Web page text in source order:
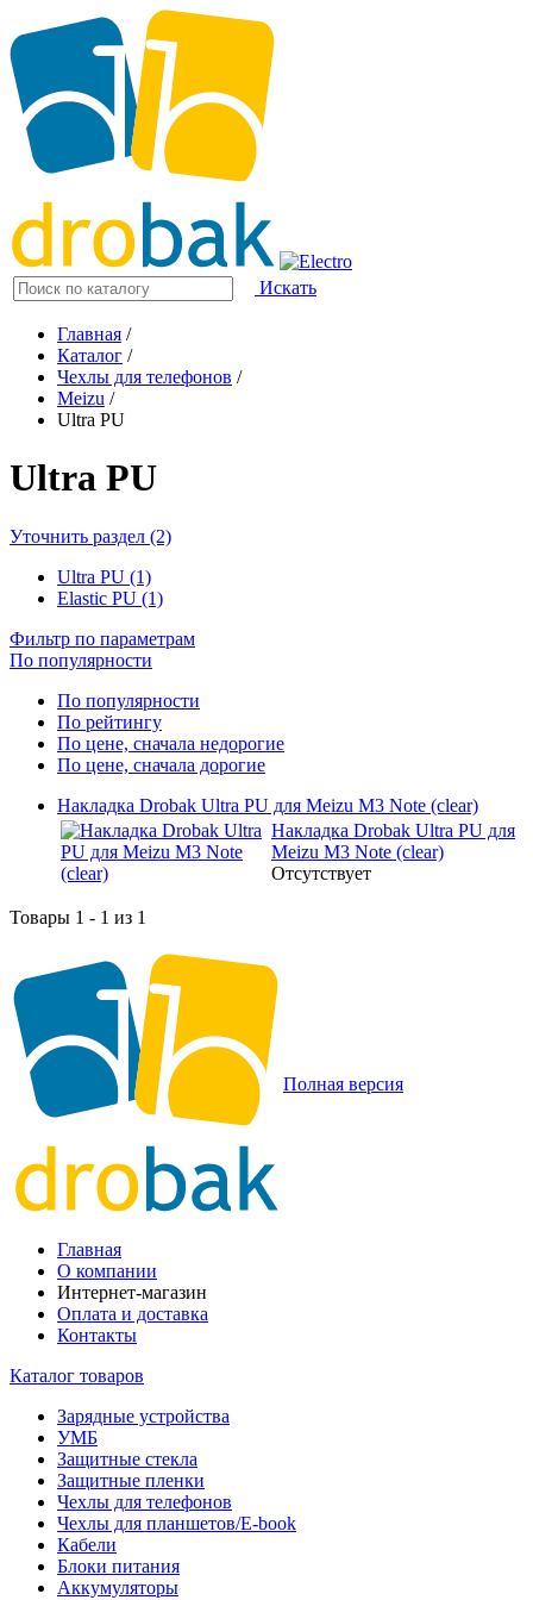
Искать
Главная /
Каталог /
Чехлы для телефонов /
Meizu /
Ultra PU
Ultra PU
Уточнить раздел (2)
Ultra PU (1)
Elastic PU (1)
Фильтр по параметрам
По популярности
По популярности
По рейтингу
По цене, сначала недорогие
По цене, сначала дорогие
Накладка Drobak Ultra PU для Meizu M3 Note (clear)
Накладка Drobak Ultra PU для
Meizu M3 Note (clear)
Отсутствует
Товары 1 - 1 из 1
Полная версия
Главная
О компании
Интернет-магазин
Оплата и доставка
Контакты
Каталог товаров
Зарядные устройства
УМБ
Защитные стекла
Защитные пленки
Чехлы для телефонов
Чехлы для планшетов/E-book
Кабели
Блоки питания
Аккумуляторы